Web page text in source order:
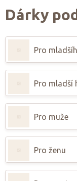
Dárky
Pro
Pro mladší
Pro muže
Pro ženu